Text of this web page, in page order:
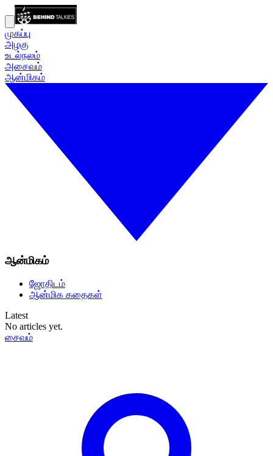
முகப்பு
அழகு
உடல்நலம்
அசைவம்
ஆன்மிகம்
ஆன்மிகம்
ஜோதிடம்
ஆன்மிக கதைகள்
Latest
No articles yet.
சைவம்